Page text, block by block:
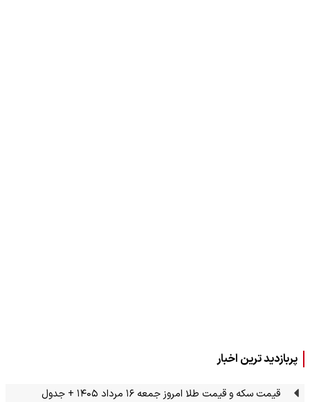
پربازدید ترین اخبار
قیمت سکه و قیمت طلا امروز جمعه ۱۶ مرداد ۱۴۰۵ + جدول